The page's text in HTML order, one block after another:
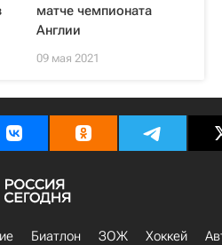
матче чемпионата
Англии
09 мая 2021
Биатлон ЗОЖ Хоккей